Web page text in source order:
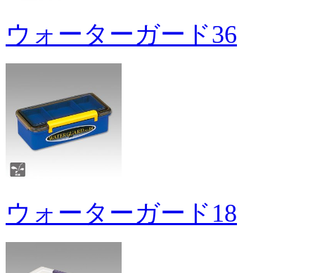
ウォーターガード36
ウォーターガード18